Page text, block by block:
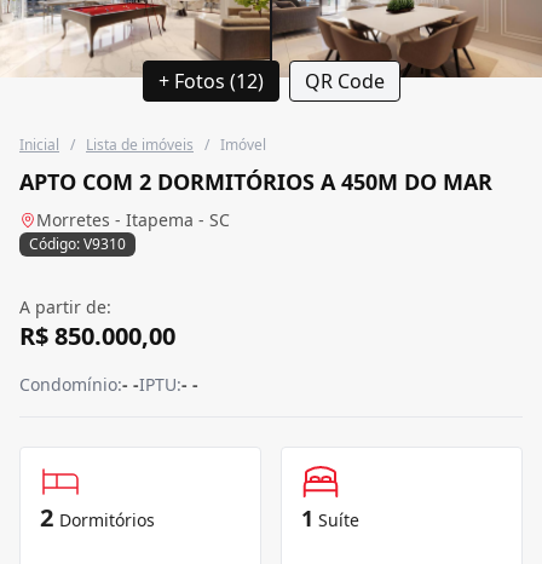
+ Fotos (12) QR Code
Inicial / Lista de imóveis / Imóvel
APTO COM 2 DORMITÓRIOS A 450M DO MAR
Morretes - Itapema - SC
Código: V9310
A partir de:
R$ 850.000,00
Condomínio:- -IPTU:- -
2 Dormitórios 1 Suíte